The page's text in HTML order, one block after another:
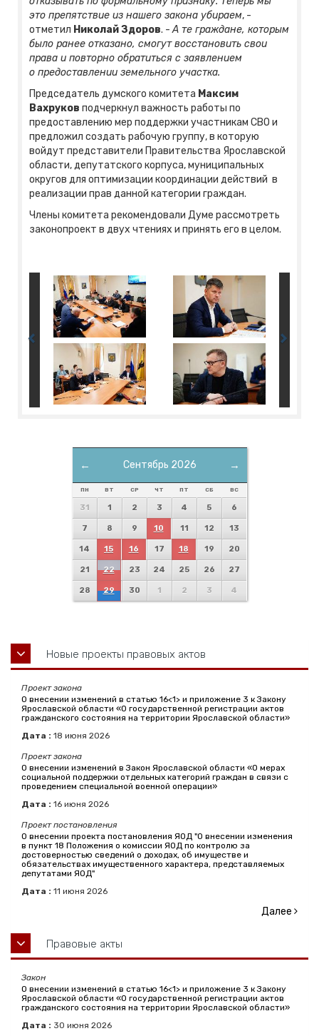
это препятствие из нашего закона убираем, -
отметил Николай Здоров. -А те граждане, которым
было ранее отказано, смогут восстановить свои
права и повторно обратиться с заявлением
о предоставлении земельного участка.
Председатель думского комитета Максим
Вахруков подчеркнул важность работы по
предоставлению мер поддержки участникам СВО и
предложил создать рабочую группу, в которую
войдут представители Правительства Ярославской
области, депутатского корпуса, муниципальных
округов для оптимизации координации действий в
реализации прав данной категории граждан.
Члены комитета рекомендовали Думе рассмотреть
законопроект в двух чтениях и принять его в целом.
← →
Сентябрь 2026
ПН ВТ СР ЧТ ПТ СБ ВС
31 1 2 3 4 5 6
7 8 9 10 11 12 13
14 15 16 17 18 19 20
21 22 23 24 25 26 27
28 29 30 1 2 3 4
Новые проекты правовых актов
Проект закона
О внесении изменений в статью 16<1> и приложение 3 к Закону
Ярославской области «О государственной регистрации актов
гражданского состояния на территории Ярославской области»
Дата : 18 июня 2026
Проект закона
О внесении изменений в Закон Ярославской области «О мерах
социальной поддержки отдельных категорий граждан в связи с
проведением специальной военной операции»
Дата : 16 июня 2026
Проект постановления
О внесении проекта постановления ЯОД "О внесении изменения
в пункт 18 Положения о комиссии ЯОД по контролю за
достоверностью сведений о доходах, об имуществе и
обязательствах имущественного характера, представляемых
депутатами ЯОД"
Дата : 11 июня 2026
Далее
Правовые акты
Закон
О внесении изменений в статью 16<1> и приложение 3 к Закону
Ярославской области «О государственной регистрации актов
гражданского состояния на территории Ярославской области»
Дата : 30 июня 2026